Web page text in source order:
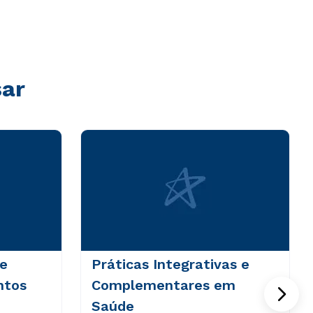
Práticas Integrativas e
Complementares em
Saúde